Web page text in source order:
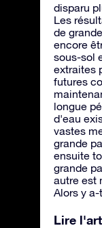
disparu
Les
de
encore
sous-sol
extraites
futures
longue
d'eau
vastes
grande
ensuite
grande
autre est
Alors y
Lire